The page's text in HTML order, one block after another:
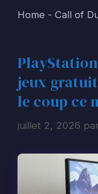
Home - Call of
jeux
le coup ce
juillet 2, 2026 par